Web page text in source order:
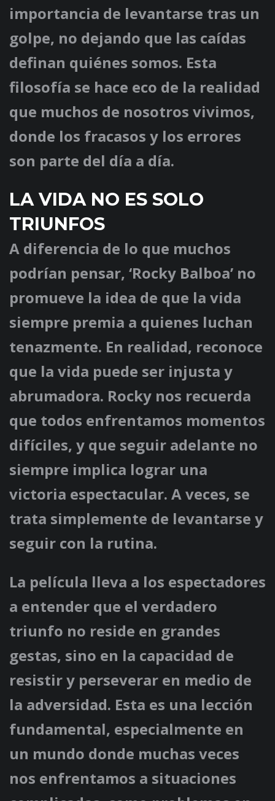
importancia de levantarse tras un
golpe, no dejando que las caídas
definan quiénes somos. Esta
filosofía se hace eco de la realidad
que muchos de nosotros vivimos,
donde los fracasos y los errores
son parte del día a día.
LA VIDA NO ES SOLO
TRIUNFOS
A diferencia de lo que muchos
podrían pensar, ‘Rocky Balboa’ no
promueve la idea de que la vida
siempre premia a quienes luchan
tenazmente. En realidad, reconoce
que la vida puede ser injusta y
abrumadora. Rocky nos recuerda
que todos enfrentamos momentos
difíciles, y que seguir adelante no
siempre implica lograr una
victoria espectacular. A veces, se
trata simplemente de levantarse y
seguir con la rutina.
La película lleva a los espectadores
a entender que el verdadero
triunfo no reside en grandes
gestas, sino en la capacidad de
resistir y perseverar en medio de
la adversidad. Esta es una lección
fundamental, especialmente en
un mundo donde muchas veces
nos enfrentamos a situaciones